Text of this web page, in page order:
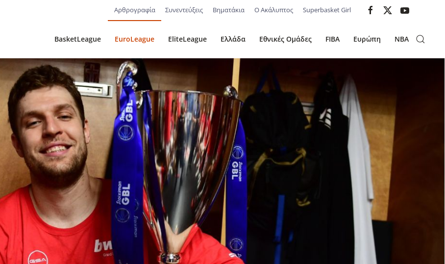
Αρθρογραφία Συνεντεύξεις Βηματάκια Ο Ακάλυπτος Superbasket Girl
BasketLeague EuroLeague EliteLeague Ελλάδα Εθνικές Ομάδες FIBA Ευρώπη NBA